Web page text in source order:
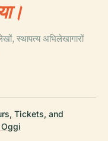
स्थापत्य अभिलेखागारों
Tickets, and